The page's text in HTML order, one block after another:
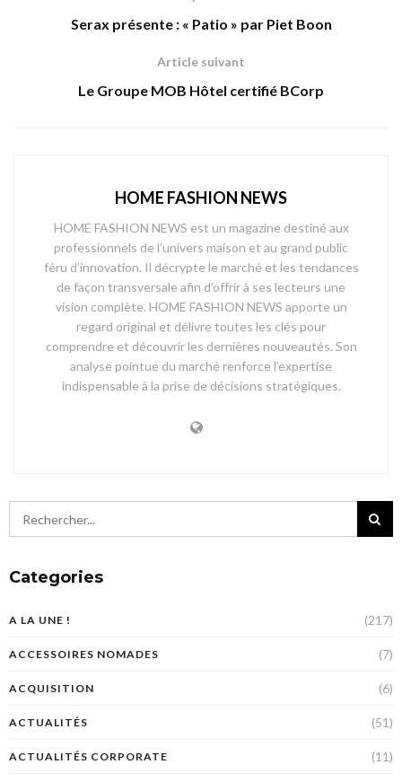
Serax présente : « Patio » par Piet Boon
Article suivant
Le Groupe MOB Hôtel certifié BCorp
HOME FASHION NEWS
HOME FASHION NEWS est un magazine destiné aux
professionnels de l’univers maison et au grand public
féru d’innovation. Il décrypte le marché et les tendances
de façon transversale afin d’offrir à ses lecteurs une
vision complète. HOME FASHION NEWS apporte un
regard original et délivre toutes les clés pour
comprendre et découvrir les dernières nouveautés. Son
analyse pointue du marché renforce l’expertise
indispensable à la prise de décisions stratégiques.
Categories
A LA UNE ! (217)
ACCESSOIRES NOMADES (7)
ACQUISITION (6)
ACTUALITÉS (51)
ACTUALITÉS CORPORATE (11)